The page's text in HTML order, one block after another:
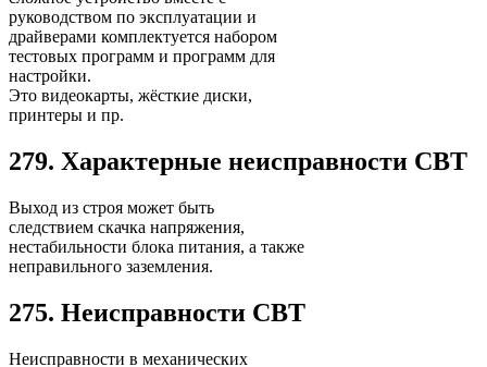
руководством по эксплуатации и
драйверами комплектуется набором
тестовых программ и программ для
настройки.
Это видеокарты, жёсткие диски,
принтеры и пр.
279. Характерные неисправности СВТ
Выход из строя может быть
следствием скачка напряжения,
нестабильности блока питания, а также
неправильного заземления.
275. Неисправности СВТ
Неисправности в механических